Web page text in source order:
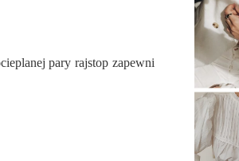
pary rajstop zapewni